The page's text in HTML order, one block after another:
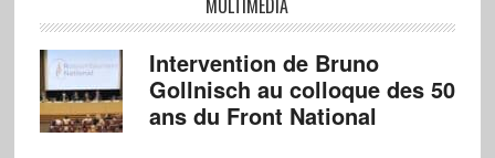
MULTIMÉDIA
Intervention de Bruno
Gollnisch au colloque des 50
ans du Front National